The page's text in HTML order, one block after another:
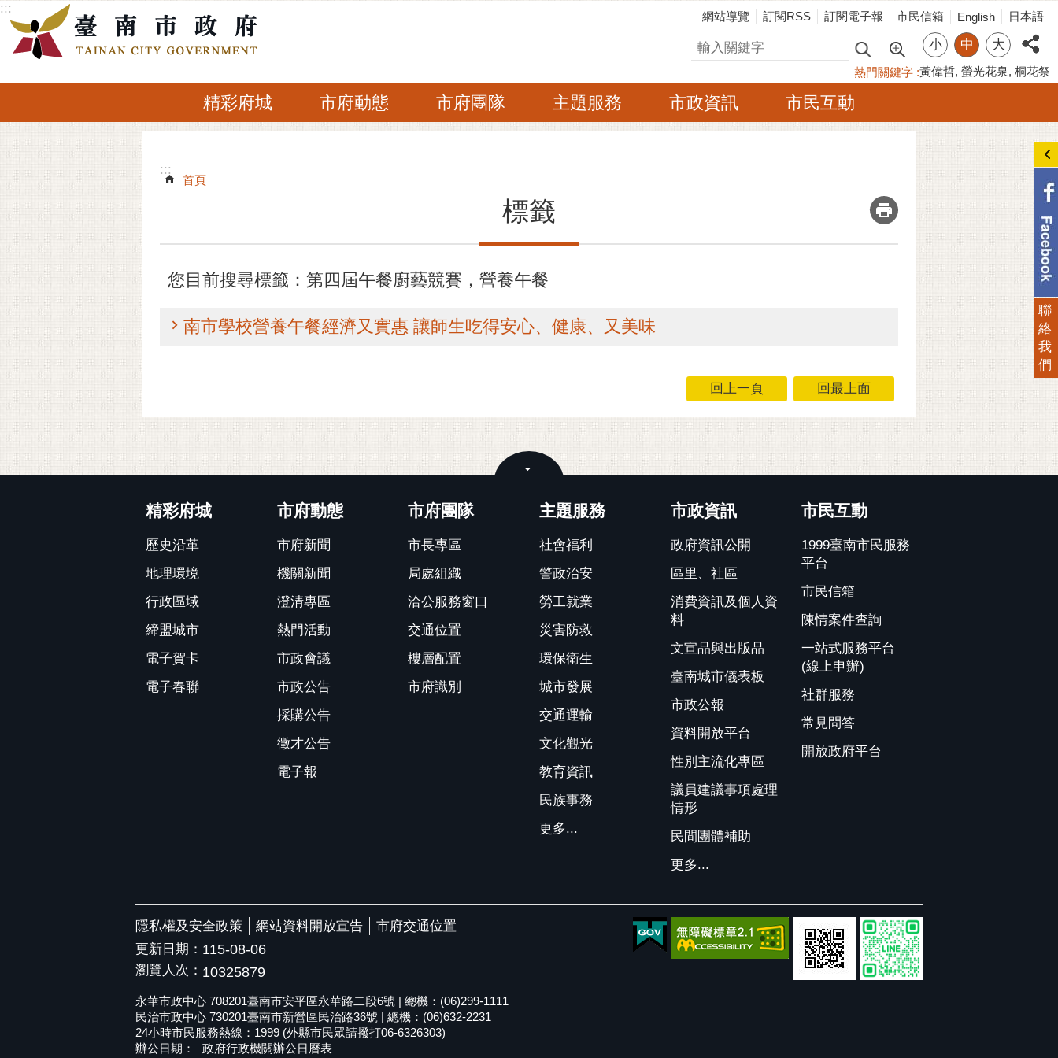
跳到主要內容區塊
:::
網站導覽 訂閱RSS 訂閱電子報 市民信箱 English 日本語
搜尋 小 中 大
熱門關鍵字 黃偉哲 螢光花泉 桐花祭
精彩府城 市府動態 市府團隊 主題服務 市政資訊 市民互動
:::
:::
首頁
標籤 _
您目前搜尋標籤：第四屆午餐廚藝競賽，營養午餐
南市學校營養午餐經濟又實惠 讓師生吃得安心、健康、又美味
回上一頁 回最上面
精彩府城
歷史沿革
地理環境
行政區域
締盟城市
電子賀卡
電子春聯
市府動態
市府新聞
機關新聞
澄清專區
熱門活動
市政會議
市政公告
採購公告
徵才公告
電子報
市府團隊
市長專區
局處組織
洽公服務窗口
交通位置
樓層配置
市府識別
主題服務
社會福利
警政治安
勞工就業
災害防救
環保衛生
城市發展
交通運輸
文化觀光
教育資訊
民族事務
更多...
市政資訊
政府資訊公開
區里、社區
消費資訊及個人資
料
文宣品與出版品
臺南城市儀表板
市政公報
資料開放平台
性別主流化專區
議員建議事項處理
情形
民間團體補助
更多...
市民互動
1999臺南市民服務
平台
市民信箱
陳情案件查詢
一站式服務平台
(線上申辦)
社群服務
常見問答
開放政府平台
隱私權及安全政策 網站資料開放宣告
市府交通位置
更新日期： 115-08-06
瀏覽人次： 10325879
永華市政中心 708201臺南市安平區永華路二段6號 | 總機：(06)299-1111
民治市政中心 730201臺南市新營區民治路36號 | 總機：(06)632-2231
24小時市民服務熱線：1999 (外縣市民眾請撥打06-6326303)
辦公日期：
政府行政機關辦公日曆表
聯
絡
我
們